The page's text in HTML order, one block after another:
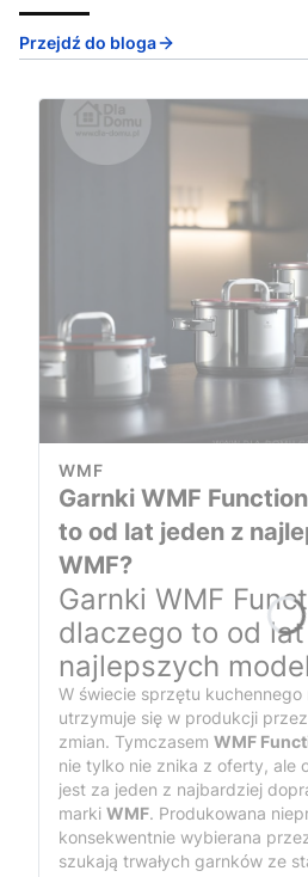
Przejdź do bloga
WMF
Garnki WMF
to od lat jeden z
WMF?
Garnki WMF
dlaczego to od
najlepszych
W świecie sprzętu kuchennego
utrzymuje się w produkcji
zmian. Tymczasem WMF
nie tylko nie znika z oferty, ale
jest za jeden z najbardziej
marki WMF. Produkowana
konsekwentnie wybierana
szukają trwałych garnków ze